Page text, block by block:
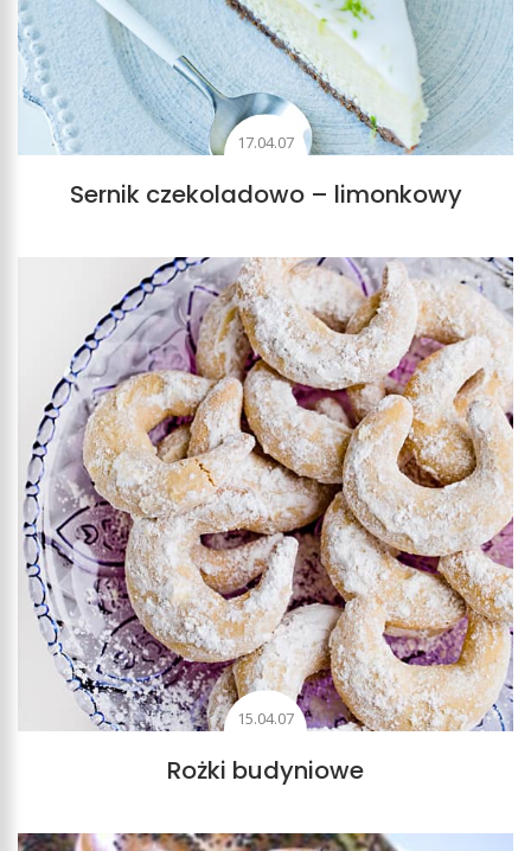
17.04.07
Sernik czekoladowo – limonkowy
15.04.07
Rożki budyniowe